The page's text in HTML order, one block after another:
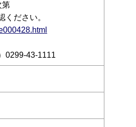
第
ださい。
0299-43-1111